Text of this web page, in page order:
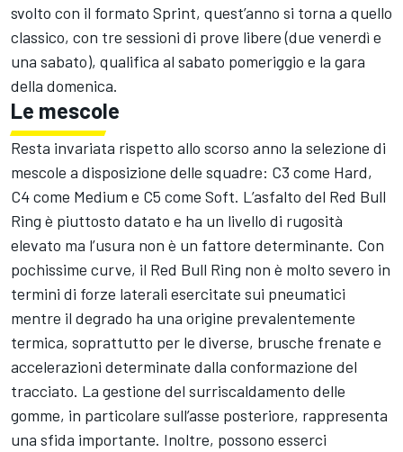
svolto con il formato Sprint, quest’anno si torna a quello
classico, con tre sessioni di prove libere (due venerdì e
una sabato), qualifica al sabato pomeriggio e la gara
della domenica.
Le mescole
Resta invariata rispetto allo scorso anno la selezione di
mescole a disposizione delle squadre: C3 come Hard,
C4 come Medium e C5 come Soft. L’asfalto del Red Bull
Ring è piuttosto datato e ha un livello di rugosità
elevato ma l’usura non è un fattore determinante. Con
pochissime curve, il Red Bull Ring non è molto severo in
termini di forze laterali esercitate sui pneumatici
mentre il degrado ha una origine prevalentemente
termica, soprattutto per le diverse, brusche frenate e
accelerazioni determinate dalla conformazione del
tracciato. La gestione del surriscaldamento delle
gomme, in particolare sull’asse posteriore, rappresenta
una sfida importante. Inoltre, possono esserci